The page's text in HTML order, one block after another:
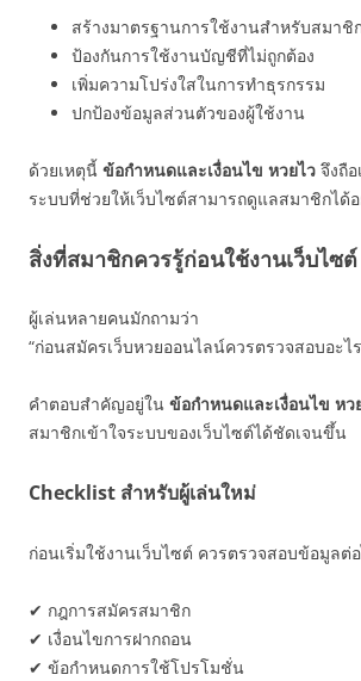
สร้างมาตรฐานการใช้งานสำหรับสมาชิ
ป้องกันการใช้งานบัญชีที่ไม่ถูกต้อง
เพิ่มความโปร่งใสในการทำธุรกรรม
ปกป้องข้อมูลส่วนตัวของผู้ใช้งาน
ด้วยเหตุนี้ ข้อกำหนดและเงื่อนไข หวยไว จึงถื
ระบบที่ช่วยให้เว็บไซต์สามารถดูแลสมาชิกได้
สิ่งที่สมาชิกควรรู้ก่อนใช้งานเว็บไซต์
ผู้เล่นหลายคนมักถามว่า
“ก่อนสมัครเว็บหวยออนไลน์ควรตรวจสอบอะไ
คำตอบสำคัญอยู่ใน ข้อกำหนดและเงื่อนไข หว
สมาชิกเข้าใจระบบของเว็บไซต์ได้ชัดเจนขึ้น
Checklist สำหรับผู้เล่นใหม่
ก่อนเริ่มใช้งานเว็บไซต์ ควรตรวจสอบข้อมูลต่
✔ กฎการสมัครสมาชิก
✔ เงื่อนไขการฝากถอน
✔ ข้อกำหนดการใช้โปรโมชั่น